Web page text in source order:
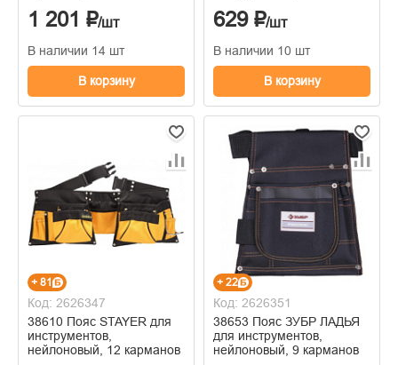
1 201 ₽/шт
В наличии 14 шт
В корзину
629 ₽/шт
В наличии 10 шт
В корзину
+ 81
Код: 2626347
38610 Пояс STAYER для
инструментов,
нейлоновый, 12 карманов
+ 22
Код: 2626351
38653 Пояс ЗУБР ЛАДЬЯ
для инструментов,
нейлоновый, 9 карманов